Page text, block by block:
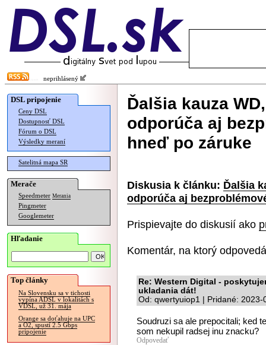
neprihlásený
DSL pripojenie
Ceny DSL
Dostupnosť DSL
Fórum o DSL
Výsledky meraní
Satelitná mapa SR
Merače
Speedmeter Merania
Pingmeter
Googlemeter
Hľadanie
Top články
Na Slovensku sa v tichosti
vypína ADSL v lokalitách s
VDSL, už 31. mája
Orange sa doťahuje na UPC
a O2, spustí 2.5 Gbps
pripojenie
Ďalšia kauza
odporúča aj
hneď po záruke
Diskusia k článku: Ďalšia
odporúča aj
Prispievajte do diskusií ako
Komentár, na ktorý
Re: Western Digital -
ukladania dát!
Od: qwertyuiop1 | Pridané: 2023-
Soudruzi sa ale prepocitali; ked
som nekupil radsej inu znacku?
Odpovedať